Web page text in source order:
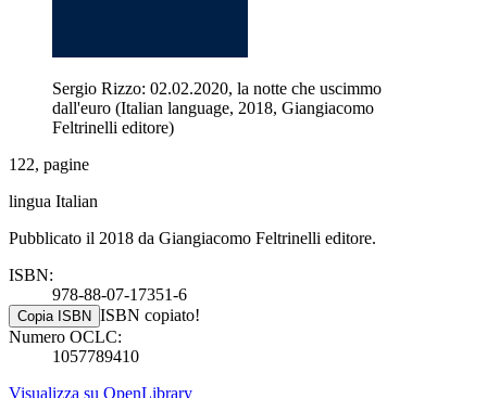
Sergio Rizzo: 02.02.2020, la notte che uscimmo
dall'euro (Italian language, 2018, Giangiacomo
Feltrinelli editore)
122, pagine
lingua Italian
Pubblicato il 2018 da Giangiacomo Feltrinelli editore.
ISBN:
978-88-07-17351-6
Copia ISBN ISBN copiato!
Numero OCLC:
1057789410
Visualizza su OpenLibrary